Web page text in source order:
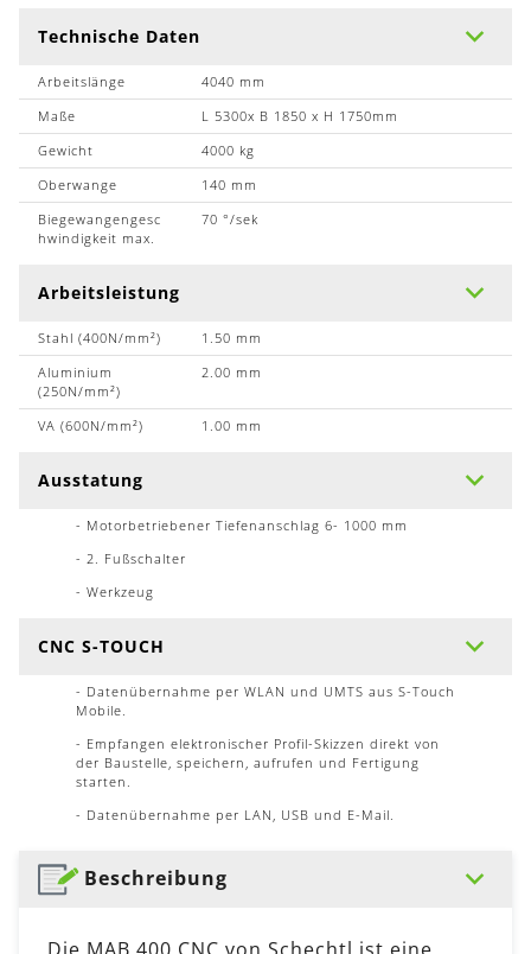
Technische Daten
Arbeitslänge
4040 mm
Maße
L 5300x B 1850 x H 1750mm
Gewicht
4000 kg
Oberwange
140 mm
Biegewangengesc
hwindigkeit max.
70 °/sek
Arbeitsleistung
Stahl (400N/mm²)
1.50 mm
Aluminium
(250N/mm²)
2.00 mm
VA (600N/mm²) 1.00 mm
Ausstatung
- Motorbetriebener Tiefenanschlag 6- 1000 mm
- 2. Fußschalter
- Werkzeug
CNC S-TOUCH
- Datenübernahme per WLAN und UMTS aus S-Touch
Mobile.
- Empfangen elektronischer Profil-Skizzen direkt von
der Baustelle, speichern, aufrufen und Fertigung
starten.
- Datenübernahme per LAN, USB und E-Mail.
Beschreibung
Die MAB 400 CNC von Schechtl ist eine